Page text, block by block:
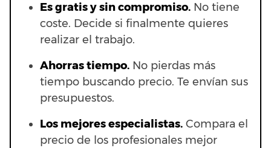
Es gratis y sin compromiso. No tiene
coste. Decide si finalmente quieres
realizar el trabajo.
Ahorras tiempo. No pierdas más
tiempo buscando precio. Te envían sus
presupuestos.
Los mejores especialistas. Compara el
precio de los profesionales mejor